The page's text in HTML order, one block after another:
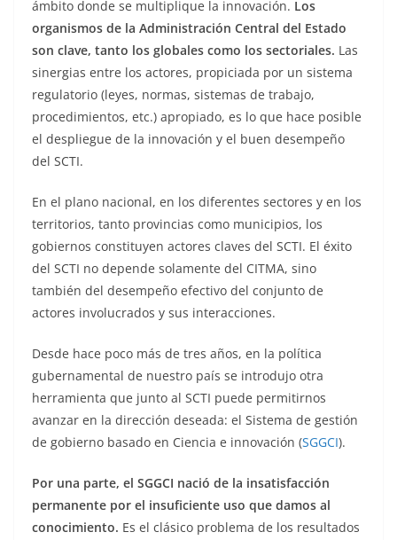
ámbito donde se multiplique la innovación. Los
organismos de la Administración Central del Estado
son clave, tanto los globales como los sectoriales. Las
sinergias entre los actores, propiciada por un sistema
regulatorio (leyes, normas, sistemas de trabajo,
procedimientos, etc.) apropiado, es lo que hace posible
el despliegue de la innovación y el buen desempeño
del SCTI.
En el plano nacional, en los diferentes sectores y en los
territorios, tanto provincias como municipios, los
gobiernos constituyen actores claves del SCTI. El éxito
del SCTI no depende solamente del CITMA, sino
también del desempeño efectivo del conjunto de
actores involucrados y sus interacciones.
Desde hace poco más de tres años, en la política
gubernamental de nuestro país se introdujo otra
herramienta que junto al SCTI puede permitirnos
avanzar en la dirección deseada: el Sistema de gestión
de gobierno basado en Ciencia e innovación (SGGCI).
Por una parte, el SGGCI nació de la insatisfacción
permanente por el insuficiente uso que damos al
conocimiento. Es el clásico problema de los resultados